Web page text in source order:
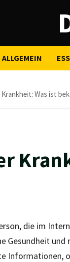
ALLGEMEIN
Was ist
die im
Gesundheit
Informationen,